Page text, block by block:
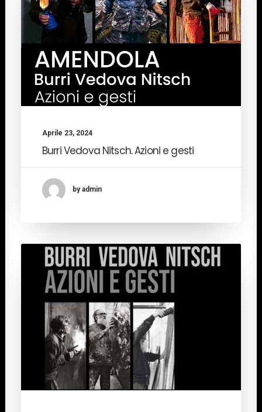
Aprile 23, 2024
Burri Vedova Nitsch. Azioni e gesti
by admin